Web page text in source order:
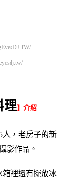
理】介紹
人，老房子的新
影作品。
箱裡還有擺放冰